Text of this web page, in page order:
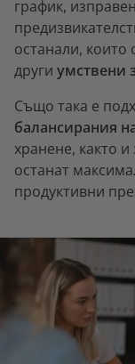
график,
останали, които
други умствени
Също така е
балансирания
хранене, както и
останат
продуктивни